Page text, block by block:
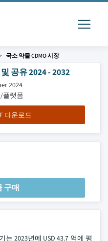
국소 약물 CDMO 시장
공유 2024 - 2032
2024
플랫폼
다운로드
구매
는 2023년에 USD 43.7 억에 평